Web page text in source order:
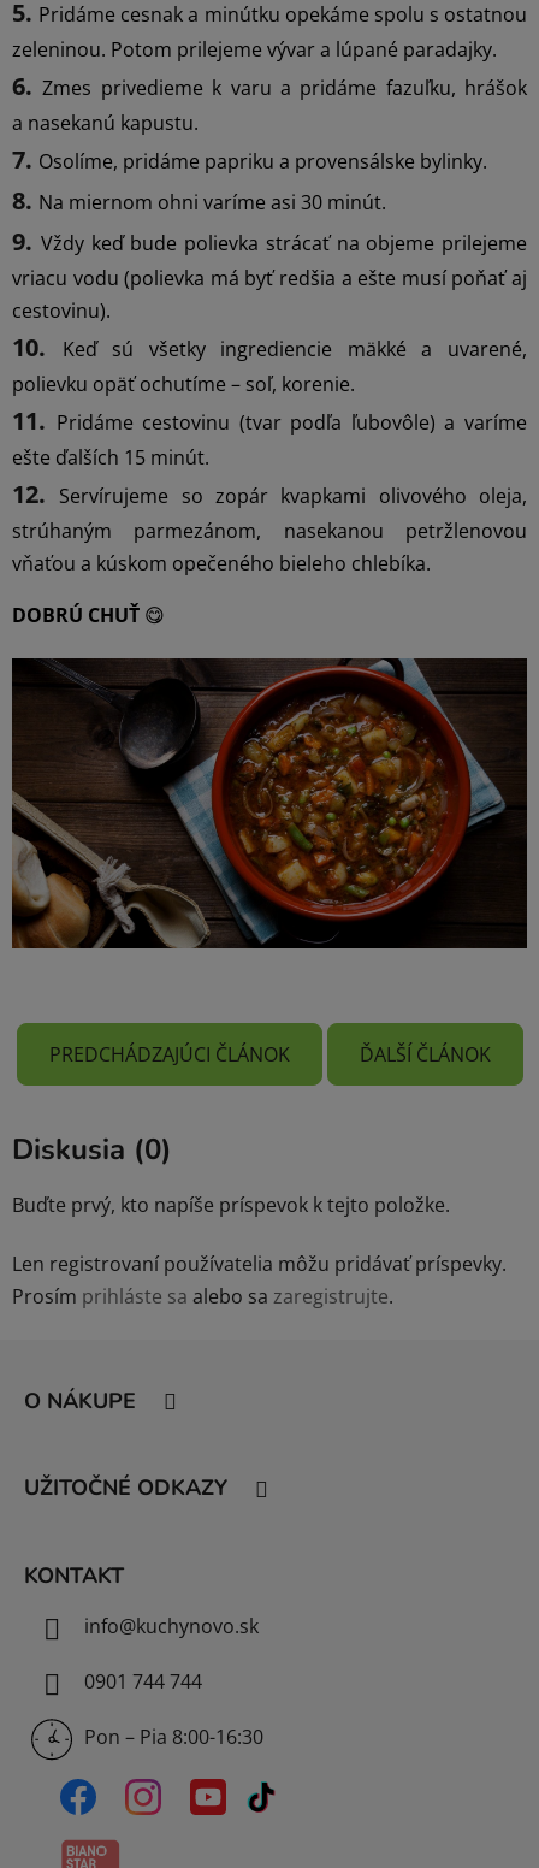
Pridáme cesnak a minútku opekáme spolu s ostatnou
zeleninou. Potom prilejeme vývar a lúpané paradajky.
Zmes privedieme k varu a pridáme fazuľku, hrášok
a nasekanú kapustu.
Osolíme, pridáme papriku a provensálske bylinky.
Na miernom ohni varíme asi 30 minút.
Vždy keď bude polievka strácať na objeme prilejeme
vriacu vodu (polievka má byť redšia a ešte musí poňať aj
cestovinu).
Keď sú všetky ingrediencie mäkké a uvarené,
polievku opäť ochutíme – soľ, korenie.
Pridáme cestovinu (tvar podľa ľubovôle) a varíme
ešte ďalších 15 minút.
Servírujeme so zopár kvapkami olivového oleja,
strúhaným parmezánom, nasekanou petržlenovou
vňaťou a kúskom opečeného bieleho chlebíka.
DOBRÚ CHUŤ 😋
PREDCHÁDZAJÚCI ČLÁNOK ĎALŠÍ ČLÁNOK
Diskusia (0)
Buďte prvý, kto napíše príspevok k tejto položke.
Len registrovaní používatelia môžu pridávať príspevky.
Prosím prihláste sa alebo sa zaregistrujte.
O NÁKUPE
UŽITOČNÉ ODKAZY
KONTAKT
info@kuchynovo.sk
0901 744 744
Pon – Pia 8:00-16:30